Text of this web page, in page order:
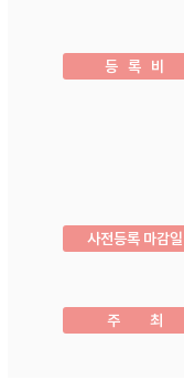
등 록 비
사전등록 마감일
주 최